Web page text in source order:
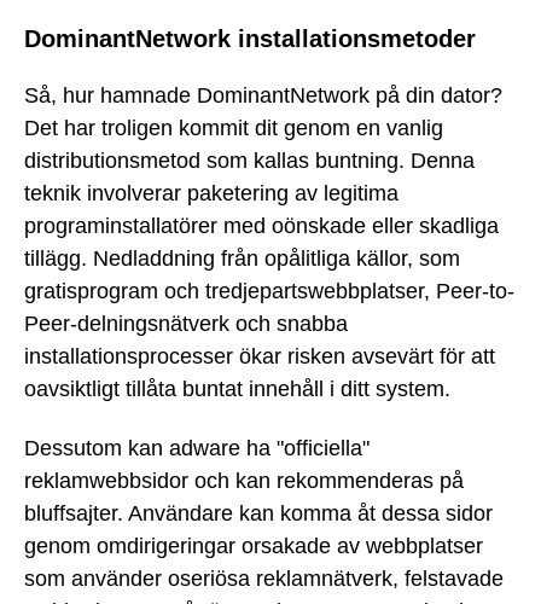
DominantNetwork installationsmetoder
Så, hur hamnade DominantNetwork på din dator?
Det har troligen kommit dit genom en vanlig
distributionsmetod som kallas buntning. Denna
teknik involverar paketering av legitima
programinstallatörer med oönskade eller skadliga
tillägg. Nedladdning från opålitliga källor, som
gratisprogram och tredjepartswebbplatser, Peer-to-
Peer-delningsnätverk och snabba
installationsprocesser ökar risken avsevärt för att
oavsiktligt tillåta buntat innehåll i ditt system.
Dessutom kan adware ha "officiella"
reklamwebbsidor och kan rekommenderas på
bluffsajter. Användare kan komma åt dessa sidor
genom omdirigeringar orsakade av webbplatser
som använder oseriösa reklamnätverk, felstavade